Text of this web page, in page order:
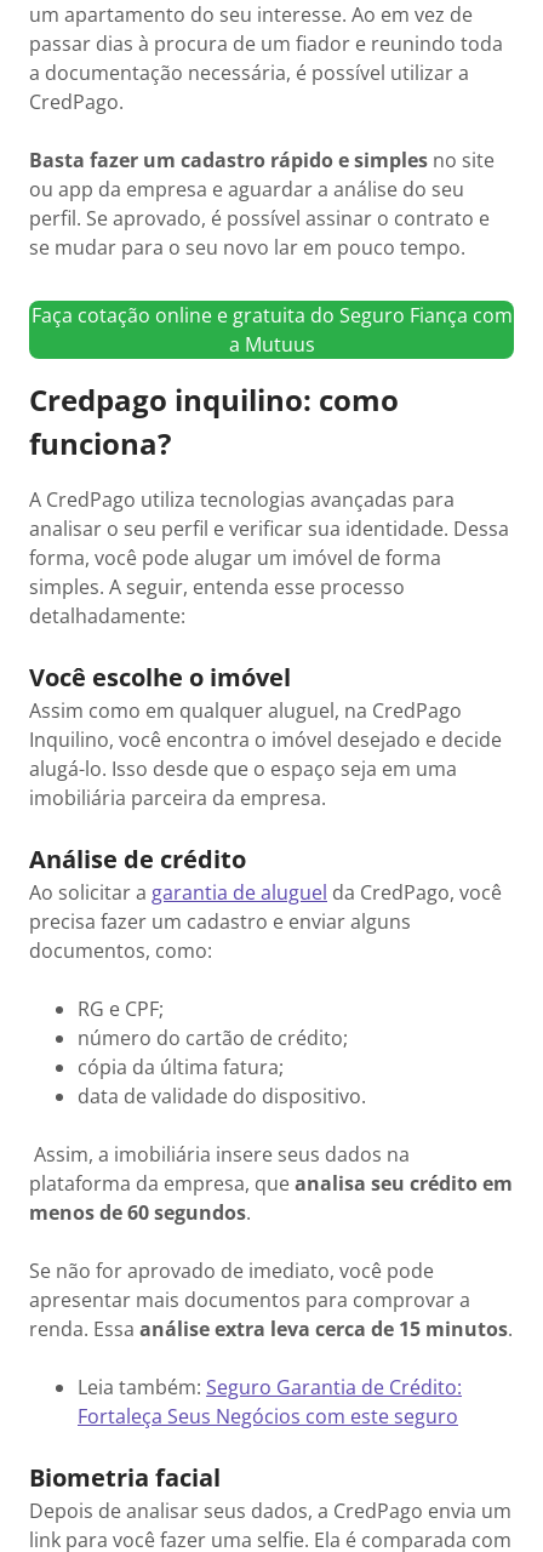
um apartamento do seu interesse. Ao em vez de
passar dias à procura de um fiador e reunindo toda
a documentação necessária, é possível utilizar a
CredPago.
Basta fazer um cadastro rápido e simples no site
ou app da empresa e aguardar a análise do seu
perfil. Se aprovado, é possível assinar o contrato e
se mudar para o seu novo lar em pouco tempo.
Faça cotação online e gratuita do Seguro Fiança com
a Mutuus
Credpago inquilino: como
funciona?
A CredPago utiliza tecnologias avançadas para
analisar o seu perfil e verificar sua identidade. Dessa
forma, você pode alugar um imóvel de forma
simples. A seguir, entenda esse processo
detalhadamente:
Você escolhe o imóvel
Assim como em qualquer aluguel, na CredPago
Inquilino, você encontra o imóvel desejado e decide
alugá-lo. Isso desde que o espaço seja em uma
imobiliária parceira da empresa.
Análise de crédito
Ao solicitar a garantia de aluguel da CredPago, você
precisa fazer um cadastro e enviar alguns
documentos, como:
RG e CPF;
número do cartão de crédito;
cópia da última fatura;
data de validade do dispositivo.
Assim, a imobiliária insere seus dados na
plataforma da empresa, queanalisa seu crédito em
menos de 60 segundos.
Se não for aprovado de imediato, você pode
apresentar mais documentos para comprovar a
renda. Essa análise extra leva cerca de 15 minutos.
Leia também: Seguro Garantia de Crédito:
Fortaleça Seus Negócios com este seguro
Biometria facial
Depois de analisar seus dados, a CredPago envia um
link para você fazer uma selfie. Ela é comparada com